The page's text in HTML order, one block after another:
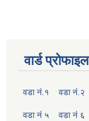
वार्ड प्रोफाइल
वडा नं.१ वडा नं.२
वडा नं ५ वडा नं ६